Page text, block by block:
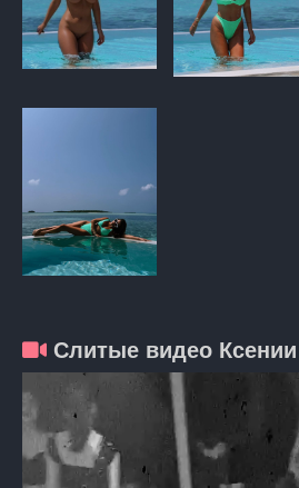
Слитые видео
Видеоплеер